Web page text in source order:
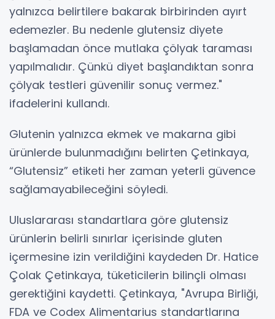
yalnızca belirtilere bakarak birbirinden ayırt
edemezler. Bu nedenle glutensiz diyete
başlamadan önce mutlaka çölyak taraması
yapılmalıdır. Çünkü diyet başlandıktan sonra
çölyak testleri güvenilir sonuç vermez."
ifadelerini kullandı.
Glutenin yalnızca ekmek ve makarna gibi
ürünlerde bulunmadığını belirten Çetinkaya,
“Glutensiz” etiketi her zaman yeterli güvence
sağlamayabileceğini söyledi.
Uluslararası standartlara göre glutensiz
ürünlerin belirli sınırlar içerisinde gluten
içermesine izin verildiğini kaydeden Dr. Hatice
Çolak Çetinkaya, tüketicilerin bilinçli olması
gerektiğini kaydetti. Çetinkaya, "Avrupa Birliği,
FDA ve Codex Alimentarius standartlarına